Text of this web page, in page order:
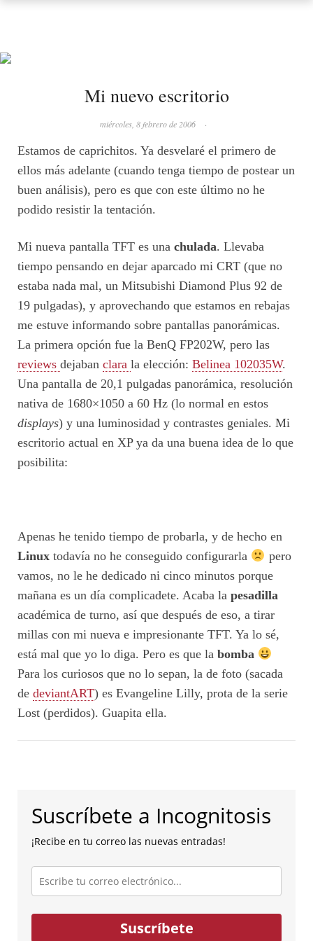
Mi nuevo escritorio
miércoles, 8 febrero de 2006 ·
Estamos de caprichitos. Ya desvelaré el primero de
ellos más adelante (cuando tenga tiempo de postear un
buen análisis), pero es que con este último no he
podido resistir la tentación.
Mi nueva pantalla TFT es una chulada. Llevaba
tiempo pensando en dejar aparcado mi CRT (que no
estaba nada mal, un Mitsubishi Diamond Plus 92 de
19 pulgadas), y aprovechando que estamos en rebajas
me estuve informando sobre pantallas panorámicas.
La primera opción fue la BenQ FP202W, pero las
reviews dejaban clara la elección: Belinea 102035W.
Una pantalla de 20,1 pulgadas panorámica, resolución
nativa de 1680×1050 a 60 Hz (lo normal en estos
displays) y una luminosidad y contrastes geniales. Mi
escritorio actual en XP ya da una buena idea de lo que
posibilita:
Apenas he tenido tiempo de probarla, y de hecho en
Linux todavía no he conseguido configurarla
pero
vamos, no le he dedicado ni cinco minutos porque
mañana es un día complicadete. Acaba la pesadilla
académica de turno, así que después de eso, a tirar
millas con mi nueva e impresionante TFT. Ya lo sé,
está mal que yo lo diga. Pero es que la bomba
Para los curiosos que no lo sepan, la de foto (sacada
de deviantART) es Evangeline Lilly, prota de la serie
Lost (perdidos). Guapita ella.
Suscríbete a Incognitosis
¡Recibe en tu correo las nuevas entradas!
Escribe
tu
correo
electrónico...
Suscríbete